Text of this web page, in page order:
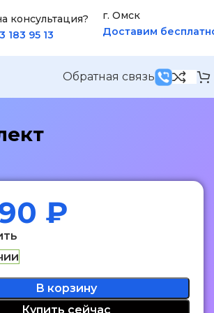
консультация?
183 95 13
г. Омск
Доставим
Обратная связь
₽
В корзину
Купить сейчас